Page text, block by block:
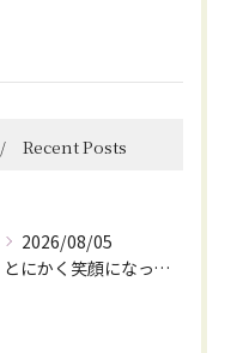
Recent Posts
2026/08/05
とにかく笑顔になっていただきたくて😊